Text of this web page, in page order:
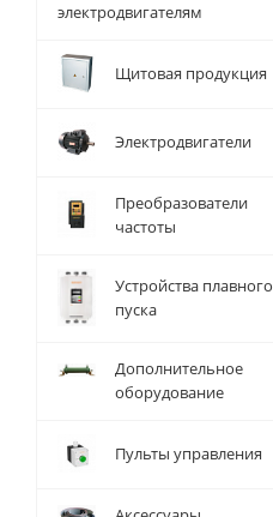
электродвигателям
Щитовая продукция
Электродвигатели
Преобразователи
частоты
Устройства плавного
пуска
Дополнительное
оборудование
Пульты управления